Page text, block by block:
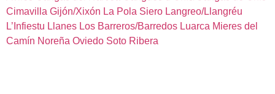
Cimavilla Gijón/Xixón La Pola Siero Langreo/Llangréu
L’Infiestu Llanes Los Barreros/Barredos Luarca Mieres del
Camín Noreña Oviedo Soto Ribera